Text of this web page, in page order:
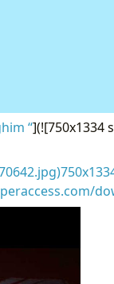
“](![750x1334